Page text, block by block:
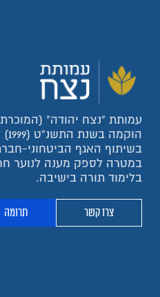
עמותת "נצח יהודה"
בשיתוף האגף הביטחוני-
במטרה לספק מענה לנוער
בלימוד תורה בישיבה.
צרו קשר תרומה